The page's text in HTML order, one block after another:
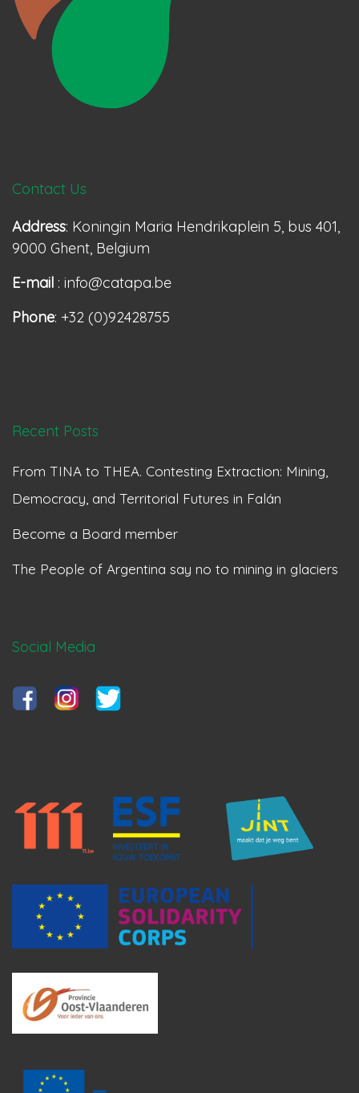
Contact Us
Address: Koningin Maria Hendrikaplein 5, bus 401,
9000 Ghent, Belgium
E-mail : info@catapa.be
Phone: +32 (0)92428755
Recent Posts
From TINA to THEA. Contesting Extraction: Mining,
Democracy, and Territorial Futures in Falán
Become a Board member
The People of Argentina say no to mining in glaciers
Social Media